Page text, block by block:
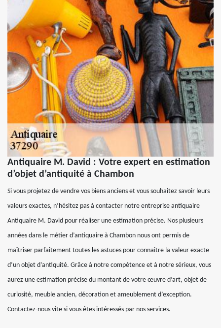
Antiquaire M. David : Votre expert en estimation
d’objet d’antiquité à Chambon
Si vous projetez de vendre vos biens anciens et vous souhaitez savoir leurs
valeurs exactes, n’hésitez pas à contacter notre entreprise antiquaire
Antiquaire M. David pour réaliser une estimation précise. Nos plusieurs
années dans le métier d’antiquaire à Chambon nous ont permis de
maîtriser parfaitement toutes les astuces pour connaitre la valeur exacte
d’un objet d’antiquité. Grâce à notre compétence et à notre sérieux, vous
aurez une estimation précise du montant de votre œuvre d’art, objet de
curiosité, meuble ancien, décoration et ameublement d’exception.
Contactez-nous vite si vous êtes intéressés par nos services.